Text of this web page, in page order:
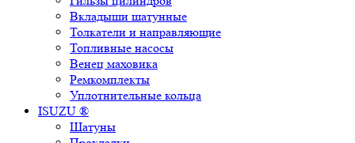
Вкладыши шатунные
Толкатели и направляющие
Топливные насосы
Венец маховика
Ремкомплекты
Уплотнительные кольца
ISUZU ®
Шатуны